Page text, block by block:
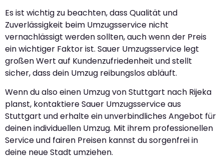
Es ist wichtig zu beachten, dass Qualität und
Zuverlässigkeit beim Umzugsservice nicht
vernachlässigt werden sollten, auch wenn der Preis
ein wichtiger Faktor ist. Sauer Umzugsservice legt
großen Wert auf Kundenzufriedenheit und stellt
sicher, dass dein Umzug reibungslos abläuft.
Wenn du also einen Umzug von Stuttgart nach Rijeka
planst, kontaktiere Sauer Umzugsservice aus
Stuttgart und erhalte ein unverbindliches Angebot für
deinen individuellen Umzug. Mit ihrem professionellen
Service und fairen Preisen kannst du sorgenfrei in
deine neue Stadt umziehen.